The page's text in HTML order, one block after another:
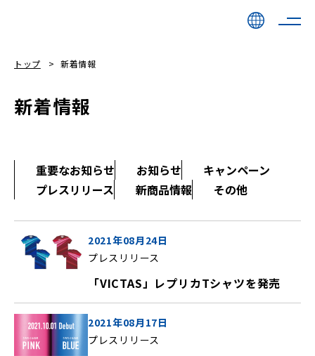
トップ 新着情報
新着情報
重要なお知らせ お知らせ
キャンペーン
プレスリリース
新商品情報 その他
2021年08月24日
プレスリリース
「VICTAS」レプリカTシャツを発売
2021年08月17日
プレスリリース